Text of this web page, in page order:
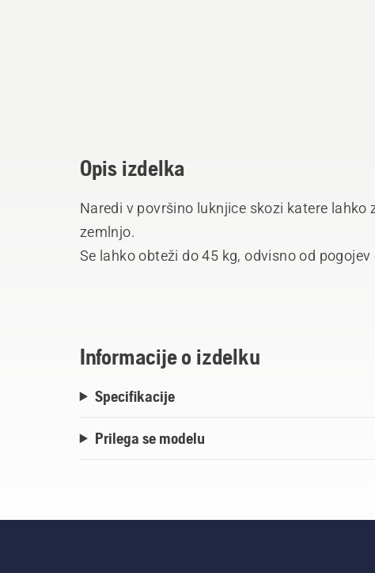
Opis izdelka
Naredi v površino luknjice skozi katere lahko
zemlnjo.
Se lahko obteži do 45 kg, odvisno od pogojev
Informacije o izdelku
Specifikacije
Prilega se modelu